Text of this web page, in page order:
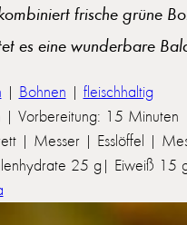
frische grüne
es eine wunderbare
| Bohnen | fleischhaltig
| Vorbereitung: 15
| Messer | Esslöffel |
25 g| Eiweiß 15